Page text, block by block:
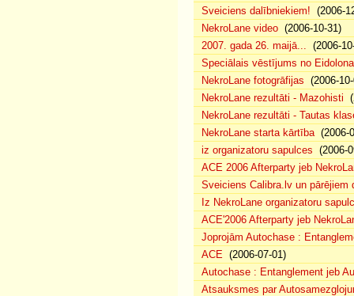
Sveiciens dalībniekiem! (2006-
NekroLane video (2006-10-31)
2007. gada 26. maijā... (2006-
Speciālais vēstījums no Eidolona
NekroLane fotogrāfijas (2006-
NekroLane rezultāti - Mazohisti
NekroLane rezultāti - Tautas
NekroLane starta kārtība(2006-
iz organizatoru sapulces (2006-
ACE 2006 Afterparty jeb
Sveiciens Calibra.lv un pārējiem
Iz NekroLane organizatoru
ACE'2006 Afterparty jeb
Joprojām Autochase :
ACE (2006-07-01)
Autochase : Entanglement jeb
Atsauksmes par